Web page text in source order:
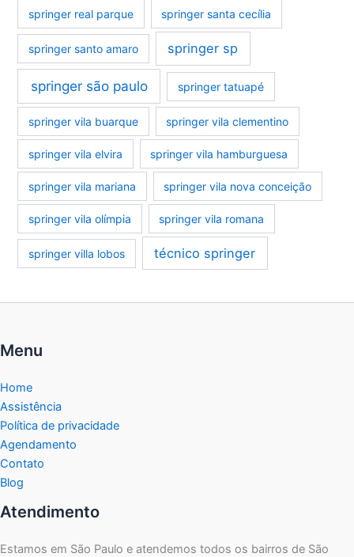
springer real parque springer santa cecília
springer santo amaro springer sp
springer são paulo springer tatuapé
springer vila buarque springer vila clementino
springer vila elvira springer vila hamburguesa
springer vila mariana springer vila nova conceição
springer vila olímpia springer vila romana
springer villa lobos técnico springer
Menu
Home
Assistência
Política de privacidade
Agendamento
Contato
Blog
Atendimento
Estamos em São Paulo e atendemos todos os bairros de São